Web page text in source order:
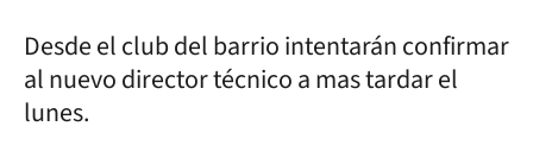
Desde el club del barrio intentarán confirmar
al nuevo director técnico a mas tardar el
lunes.